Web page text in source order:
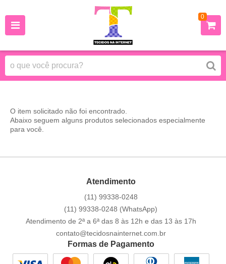
0
O item solicitado não foi encontrado.
Abaixo seguem alguns produtos selecionados especialmente
para você.
Atendimento
(11) 99338-0248
(11) 99338-0248 (WhatsApp)
Atendimento de 2ª a 6ª das 8 às 12h e das 13 às 17h
contato@tecidosnainternet.com.br
Formas de Pagamento